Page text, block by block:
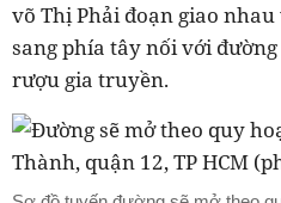
võ Thị Phải đoạn giao
sang phía tây nối với
rượu gia truyền.